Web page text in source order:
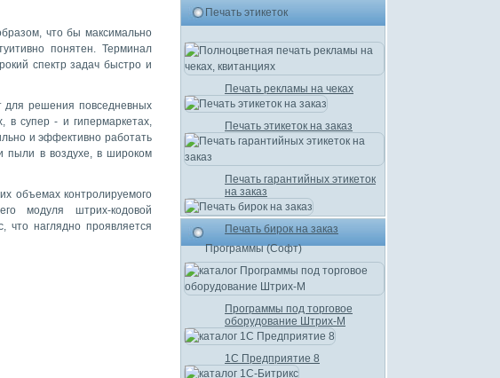
что бы максимально
понятен. Терминал
спектр задач быстро и
для решения повседневных
в супер - и гипермаркетах,
и эффективно работать
пыли в воздухе, в широком
объемах контролируемого
модуля штрих-кодовой
что наглядно проявляется
Печать этикеток
Печать рекламы на чеках
Печать этикеток на заказ
Печать гарантийных этикеток
на заказ
Печать бирок на заказ
Программы (Софт)
Программы под торговое
оборудование Штрих-М
1С Предприятие 8